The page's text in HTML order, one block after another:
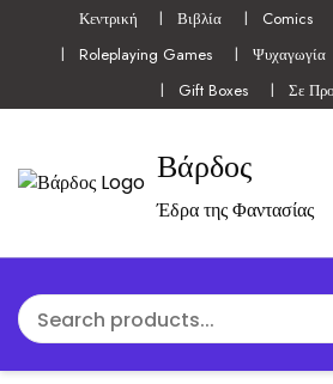
Κεντρική Βιβλία Comics
Roleplaying Games
Ψυχαγωγία
Gift Boxes
Σε
Βάρδος
Έδρα της Φαντασίας